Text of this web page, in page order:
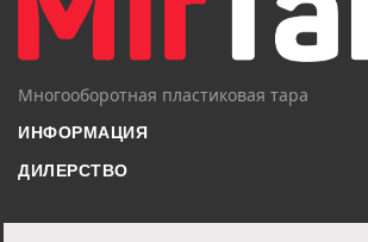
Многооборотная пластиковая тара
ИНФОРМАЦИЯ
ДИЛЕРСТВО